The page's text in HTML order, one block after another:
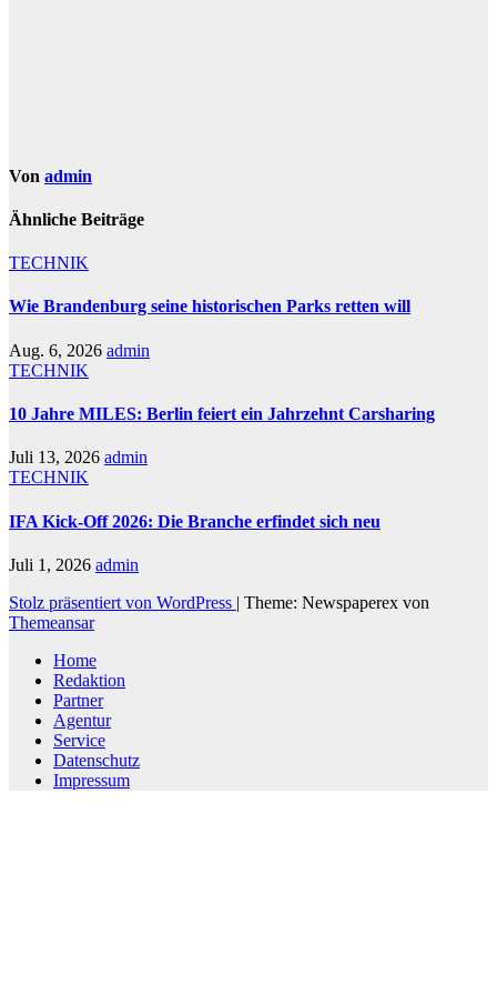
Von admin
Ähnliche Beiträge
TECHNIK
Wie Brandenburg seine historischen Parks retten will
Aug. 6, 2026 admin
TECHNIK
10 Jahre MILES: Berlin feiert ein Jahrzehnt Carsharing
Juli 13, 2026 admin
TECHNIK
IFA Kick-Off 2026: Die Branche erfindet sich neu
Juli 1, 2026 admin
Stolz präsentiert von WordPress | Theme: Newspaperex von
Themeansar
Home
Redaktion
Partner
Agentur
Service
Datenschutz
Impressum